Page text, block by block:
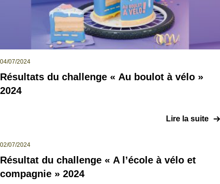
04/07/2024
Résultats du challenge « Au boulot à vélo »
2024
Lire la suite
02/07/2024
Résultat du challenge « A l’école à vélo et
compagnie » 2024